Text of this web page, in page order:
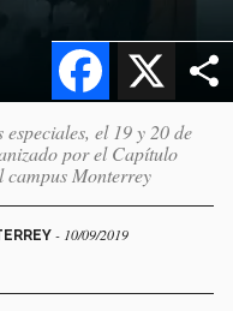
X
Facebook
el 19 y 20 de
por el Capítulo
Monterrey
- 10/09/2019